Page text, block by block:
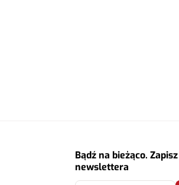
Bądź na bieżąco.
newslettera